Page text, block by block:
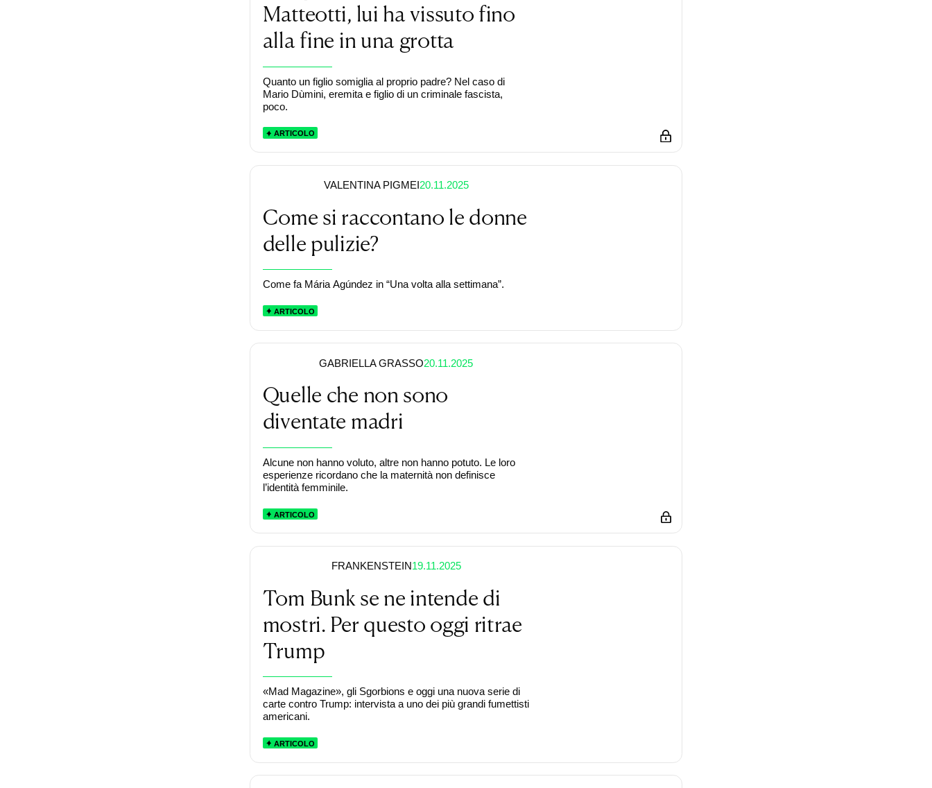
Matteotti, lui ha vissuto fino
alla fine in una grotta
Quanto un figlio somiglia al proprio padre? Nel caso di
Mario Dùmini, eremita e figlio di un criminale fascista,
poco.
ARTICOLO
VALENTINA PIGMEI20.11.2025
Come si raccontano le donne
delle pulizie?
Come fa Mária Agúndez in “Una volta alla settimana”.
ARTICOLO
GABRIELLA GRASSO20.11.2025
Quelle che non sono
diventate madri
Alcune non hanno voluto, altre non hanno potuto. Le loro
esperienze ricordano che la maternità non definisce
l’identità femminile.
ARTICOLO
FRANKENSTEIN19.11.2025
Tom Bunk se ne intende di
mostri. Per questo oggi ritrae
Trump
«Mad Magazine», gli Sgorbions e oggi una nuova serie di
carte contro Trump: intervista a uno dei più grandi fumettisti
americani.
ARTICOLO